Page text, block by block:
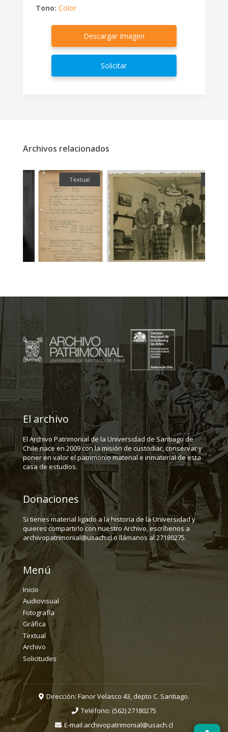
Tono: Color
Descargar Imagen
Solicitar
Archivos relacionados
Textual Fotografía
El archivo
El Archivo Patrimonial de la Universidad de Santiago de
Chile nace en 2009 con la misión de custodiar, conservar y
poner en valor el patrimonio material e inmaterial de esta
casa de estudios.
Donaciones
Si tienes material ligado a la historia de la Universidad y
quieres compartirlo con nuestro Archivo, escríbenos a
archivopatrimonial@usach.cl o llámanos al 27180275.
Menú
Inicio
Audiovisual
Fotografía
Gráfica
Textual
Archivo
Solicitudes
Dirección: Fanor Velasco 43, depto C. Santiago.
Teléfono: (562) 27180275
E-mail:archivopatrimonial@usach.cl